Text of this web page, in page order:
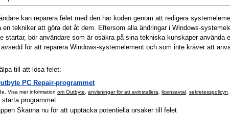
kan reparera felet med den här koden genom att redigera
en tekniker att göra det åt dem. Eftersom alla ändringar i Windows-
startar, bör användare som är osäkra på sina tekniska kunskaper använda
för att reparera Windows-systemelement och som inte kräver att
till att lösa felet:
PC Repair-programmet
Visa mer information om Outbyte anvisningar för att avinstallera licensavtal sekretesspolicyn
starta programmet
Skanna nu för att upptäcka potentiella orsaker till felet